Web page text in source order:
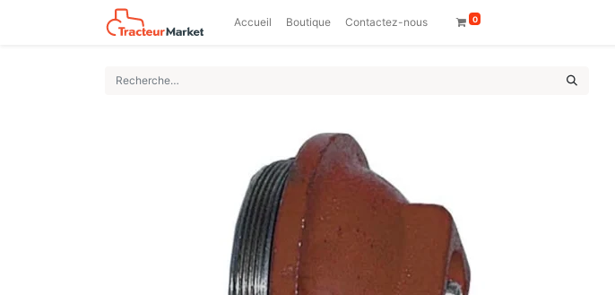
Accueil Boutique Contactez-nous 0